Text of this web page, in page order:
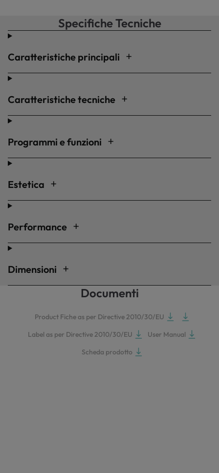
Specifiche Tecniche
Caratteristiche principali
Caratteristiche tecniche
Programmi e funzioni
Estetica
Performance
Dimensioni
Documenti
Product Fiche as per Directive 2010/30/EU
Label as per Directive 2010/30/EU
User Manual
Scheda prodotto